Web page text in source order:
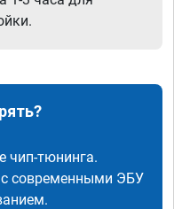
чип-тюнинга.
с современными ЭБУ